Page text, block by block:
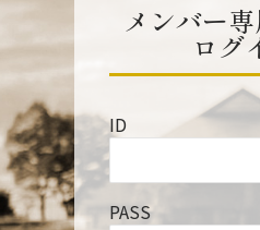
メンバー
ログ
ID
PASS